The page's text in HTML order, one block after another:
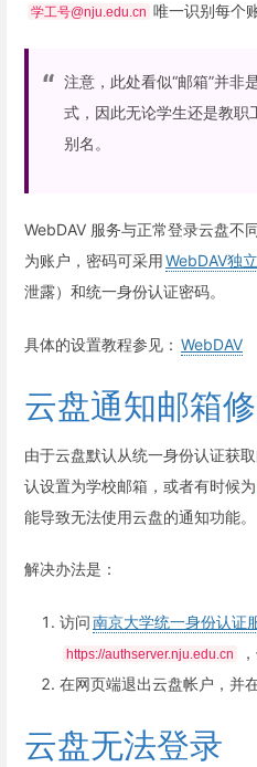
学工号@nju.edu.cn 唯一识别每个
注意，此处看似“邮箱”并非
式，因此无论学生还是教职
别名。
WebDAV 服务与正常登录云盘不
为账户，密码可采用WebDAV独
泄露）和统一身份认证密码。
具体的设置教程参见： WebDAV
云盘通知邮箱
由于云盘默认从统一身份认证获
认设置为学校邮箱，或者有时候为
能导致无法使用云盘的通知功能。
解决办法是：
访问南京大学统一身份认证
https://authserver.nju.edu.cn
在网页端退出云盘帐户，并
云盘无法登录